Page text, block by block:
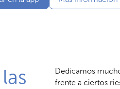
Dedicamos
frente a ciertos